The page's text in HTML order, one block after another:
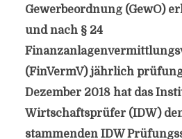
Gewerbeordnung (GewO)
und nach § 24
(FinVermV) jährlich
Dezember 2018 hat das
Wirtschaftsprüfer (IDW)
stammenden IDW